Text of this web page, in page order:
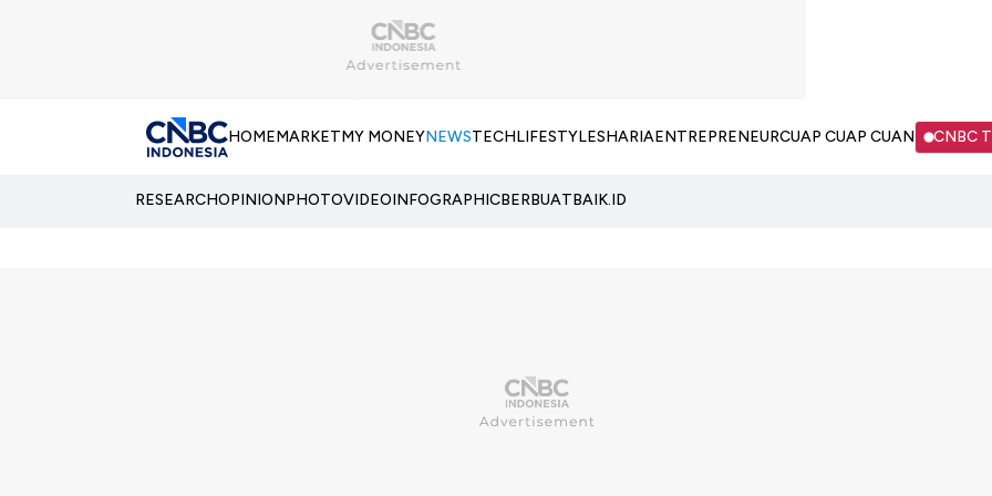
HOMEMARKETMY MONEYNEWSTECHLIFESTYLESHARIAENTREPRENEURCUAP CUAP CUAN CNBC
RESEARCHOPINIONPHOTOVIDEOINFOGRAPHICBERBUATBAIK.ID